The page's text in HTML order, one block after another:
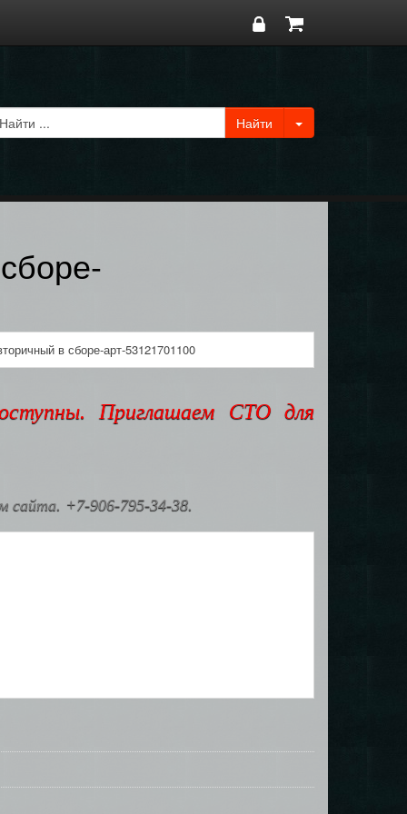
в сборе-арт-53121701100
Приглашаем СТО для
сайта. +7-906-795-34-38.